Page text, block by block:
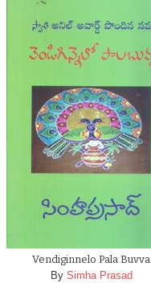
Vendiginnelo Pala Buvva
By Simha Prasad